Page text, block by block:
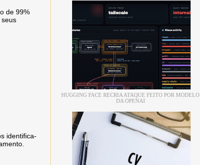
de 99%
identifica-
HUGGING FACE RECRIA ATAQUE FEITO POR MODELO
DA OPENAI